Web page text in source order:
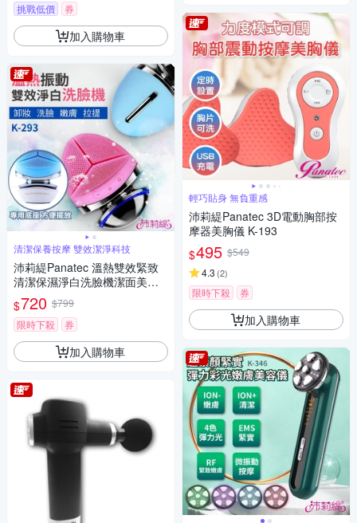
挑戰低價
券
加入購物車
清潔保養按摩 雙效潔淨科技
沛莉緹Panatec 溫熱雙效緊致
清潔保濕淨白洗臉機潔面美容
導入按摩儀 K-293
$720 $799
限時下殺
券
加入購物車
輕巧貼身 無負重感
沛莉緹Panatec 3D電動胸部按
摩器美胸儀 K-193
$495 $549
4.3 (2)
限時下殺 券
加入購物車